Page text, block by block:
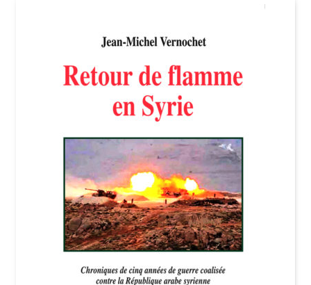
Livres de Peter Randa
Login Customizer
Nous Contacter
Politique de confidentialité et cookies
Qui sommes-nous ?
Soutien à Philippe Randa
Suivi de la Commande